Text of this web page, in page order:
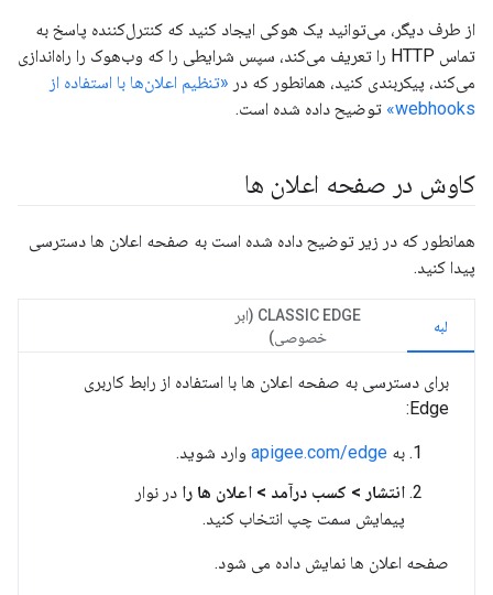
از طرف دیگر، می‌توانید یک هوکی ایجاد کنید که کنترل‌کننده پاسخ به
تماس HTTP را تعریف می‌کند، سپس شرایطی را که وب‌هوک را راه‌اندازی
می‌کند، پیکربندی کنید، همانطور که در «تنظیم اعلان‌ها با استفاده از
webhooks»
توضیح داده شده است.
کاوش در صفحه اعلان ها
همانطور که در زیر توضیح داده شده است به صفحه اعلان ها دسترسی
پیدا کنید.
لبه
CLASSIC EDGE (ابر
خصوصی)
برای دسترسی به صفحه اعلان ها با استفاده از رابط کاربری
Edge:
به apigee.com/edge وارد شوید.
انتشار > کسب درآمد > اعلان ها را در نوار
پیمایش سمت چپ انتخاب کنید.
صفحه اعلان ها نمایش داده می شود.